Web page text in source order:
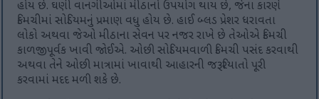
હોય છે. ઘણી વાનગીઓમાં મીઠાનો ઉપયોગ થાય છે, જેના કારણે
કિમચીમાં સોડિયમનું પ્રમાણ વધુ હોય છે. હાઈ બ્લડ પ્રેશર ધરાવતા
લોકો અથવા જેઓ મીઠાના સેવન પર નજર રાખે છે તેઓએ કિમચી
કાળજીપૂર્વક ખાવી જોઈએ. ઓછી સોડિયમવાળી કિમચી પસંદ કરવાથી
અથવા તેને ઓછી માત્રામાં ખાવાથી આહારની જરૂરિયાતો પૂરી
કરવામાં મદદ મળી શકે છે.